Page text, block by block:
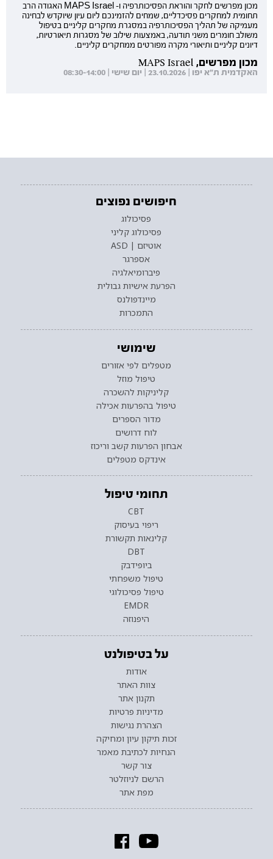
מכון מפרשים לחקר והוראת הפסיכותרפיה ו- MAPS Israel האגודה הרב
תחומית למחקרים פסיכדליים, שמחים להזמינכם ליום עיון שיוקדש לבחינה
מעמיקה של תהליך הפסיכותרפיה במסגרת מחקרים קליניים בטיפול
משולב חומרים משני תודעה, באמצעות שילוב של מסגרות תיאורטיות,
דיונים קליניים ותיאורי מקרה מפורטים ממחקרים קליניים.
מכון מפרשים, MAPS Israel
האקדמית ת"א יפו | 23.10.2026 | יום שישי | 08:30-14:00
חיפושים נפוצים
פסיכולוג
פסיכולוג קליני
אוטיזם | ASD
אספרגר
פיברומיאלגיה
הפרעת אישיות גבולית
מיינדפולנס
התמכרות
שימושי
מטפלים לפי אזורים
טיפול מוזל
קליניקות להשכרה
טיפול בהפרעות אכילה
מדור הספרים
לוח דרושים
אבחון הפרעות קשב וריכוז
אינדקס מטפלים
תחומי טיפול
CBT
ריפוי בעיסוק
קלינאות תקשורת
DBT
ביופידבק
טיפול משפחתי
טיפול פסיכולוגי
EMDR
היפנוזה
על בטיפולנט
אודות
צוות האתר
תקנון אתר
מדיניות פרטיות
הצהרת נגישות
זכות תיקון עיון ומחיקה
הנחיות לכתיבת מאמר
צור קשר
הרשם לניוזלטר
מפת אתר